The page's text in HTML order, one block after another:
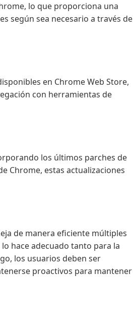
lo que proporciona una
según sea necesario a través de
en Chrome Web Store,
con herramientas de
los últimos parches de
Chrome, estas actualizaciones
de manera eficiente múltiples
hace adecuado tanto para la
los usuarios deben ser
proactivos para mantener